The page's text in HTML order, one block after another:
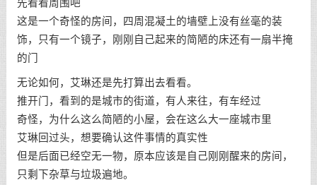
先看看周围吧
这是一个奇怪的房间，四周混凝土的墙壁上没有丝毫的装
饰，只有一个镜子，刚刚自己起来的简陋的床还有一扇半掩
的门
无论如何，艾琳还是先打算出去看看。
推开门，看到的是城市的街道，有人来往，有车经过
奇怪，为什么这么简陋的小屋，会在这么大一座城市里
艾琳回过头，想要确认这件事情的真实性
但是后面已经空无一物，原本应该是自己刚刚醒来的房间，
只剩下杂草与垃圾遍地。